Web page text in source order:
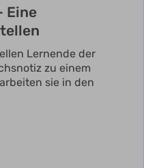
Eine
Lernende der
zu einem
sie in den